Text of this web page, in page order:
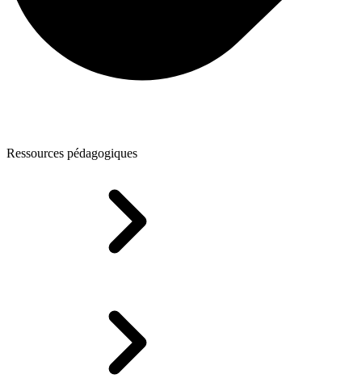
Ressources pédagogiques